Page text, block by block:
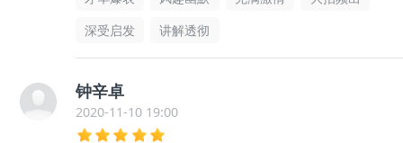
深受启发
讲解透彻
钟辛卓
2020-11-10 19:00